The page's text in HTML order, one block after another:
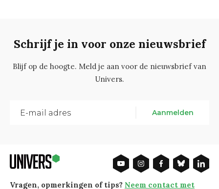
Schrijf je in voor onze nieuwsbrief
Blijf op de hoogte. Meld je aan voor de nieuwsbrief van
Univers.
Aanmelden
Vragen, opmerkingen of tips? Neem contact met